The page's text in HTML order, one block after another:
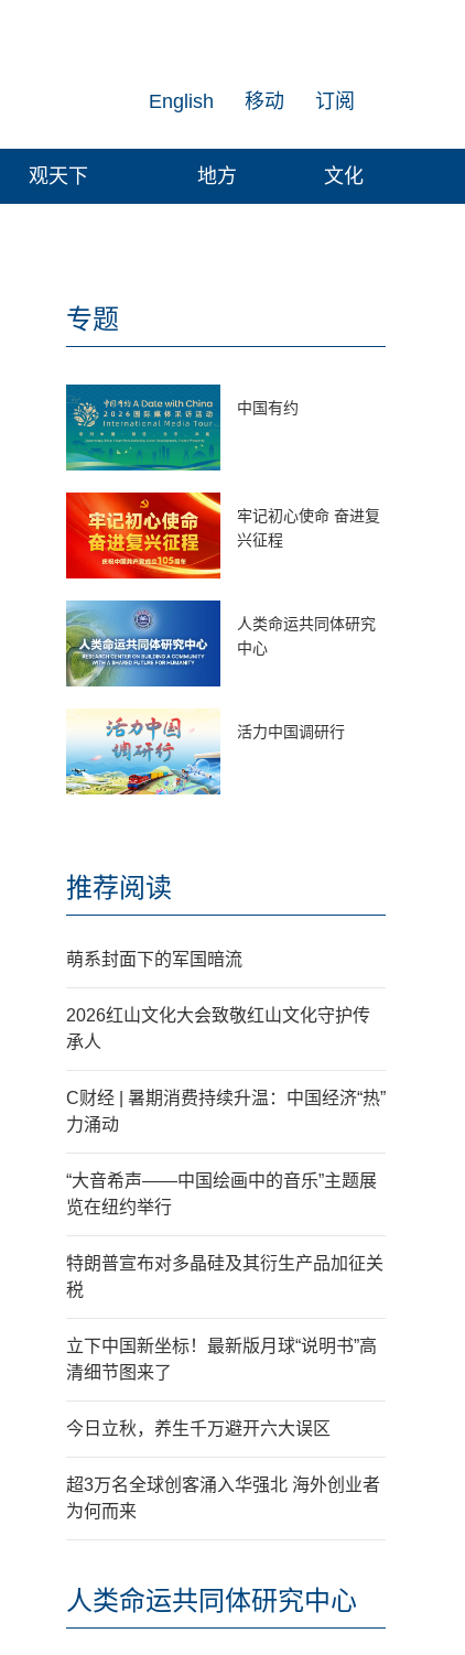
订阅
移动
English
观天下 地方 文化
专题
中国有约
牢记初心使命 奋进复
兴征程
人类命运共同体研究
中心
活力中国调研行
推荐阅读
萌系封面下的军国暗流
2026红山文化大会致敬红山文化守护传
承人
C财经 | 暑期消费持续升温：中国经济“热”
力涌动
“大音希声——中国绘画中的音乐”主题展
览在纽约举行
特朗普宣布对多晶硅及其衍生产品加征关
税
立下中国新坐标！最新版月球“说明书”高
清细节图来了
今日立秋，养生千万避开六大误区
超3万名全球创客涌入华强北 海外创业者
为何而来
人类命运共同体研究中心